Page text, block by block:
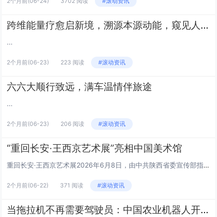
跨维能量疗愈启新境，溯源本源动能，窥见人体自愈宇宙
...
2个月前(06-23) 223 阅读 #滚动资讯
六六大顺行致远，满车温情伴旅途
...
2个月前(06-23) 206 阅读 #滚动资讯
“重回长安·王西京艺术展”亮相中国美术馆
重回长安·王西京艺术展2026年6月8日，由中共陕西省委宣传部指导，中国美术家协会、中国美术馆、陕西省文学艺术界联合会主办，西安美术学院、陕西省美术家协会、陕西省中国画学会、西安中国画院支持，中国美术家协会主席范迪安策展的“重回长安·王西京...
2个月前(06-22) 371 阅读 #滚动资讯
当拖拉机不再需要驾驶员：中国农业机器人开始寻找自己的规则